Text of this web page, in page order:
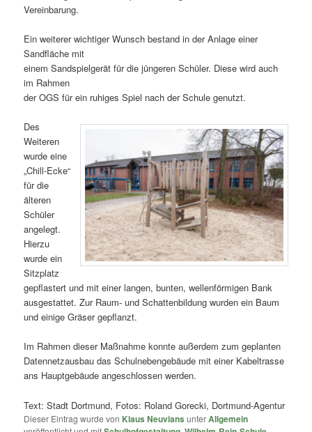
Vereinbarung.
Ein weiterer wichtiger Wunsch bestand in der Anlage einer
Sandfläche mit
einem Sandspielgerät für die jüngeren Schüler. Diese wird auch
im Rahmen
der OGS für ein ruhiges Spiel nach der Schule genutzt.
Des
Weiteren
wurde eine
„Chill-Ecke“
für die
älteren
Schüler
angelegt.
Hierzu
wurde ein
Sitzplatz
gepflastert und mit einer langen, bunten, wellenförmigen Bank
ausgestattet. Zur Raum- und Schattenbildung wurden ein Baum
und einige Gräser gepflanzt.
Im Rahmen dieser Maßnahme konnte außerdem zum geplanten
Datennetzausbau das Schulnebengebäude mit einer Kabeltrasse
ans Hauptgebäude angeschlossen werden.
Text: Stadt Dortmund, Fotos: Roland Gorecki, Dortmund-Agentur
Dieser Eintrag wurde von Klaus Neuvians unterAllgemein